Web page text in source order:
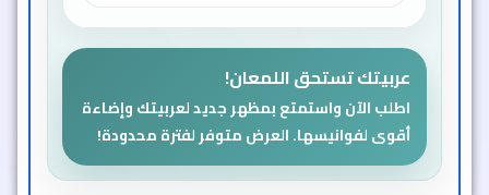
عربيتك تستحق اللمعان!
اطلب الآن واستمتع بمظهر جديد لعربيتك وإضاءة
أقوى لفوانيسها. العرض متوفر لفترة محدودة!